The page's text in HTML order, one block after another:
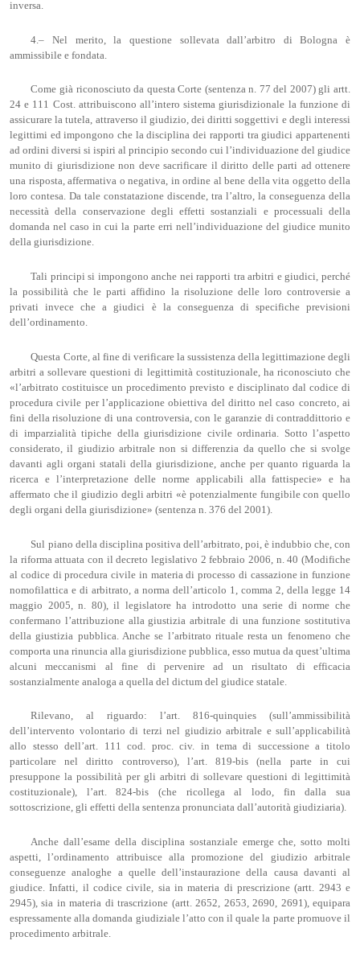
inversa.
4.– Nel merito, la questione sollevata dall’arbitro di Bologna è
ammissibile e fondata.
Come già riconosciuto da questa Corte (sentenza n. 77 del 2007) gli artt.
24 e 111 Cost. attribuiscono all’intero sistema giurisdizionale la funzione di
assicurare la tutela, attraverso il giudizio, dei diritti soggettivi e degli interessi
legittimi ed impongono che la disciplina dei rapporti tra giudici appartenenti
ad ordini diversi si ispiri al principio secondo cui l’individuazione del giudice
munito di giurisdizione non deve sacrificare il diritto delle parti ad ottenere
una risposta, affermativa o negativa, in ordine al bene della vita oggetto della
loro contesa. Da tale constatazione discende, tra l’altro, la conseguenza della
necessità della conservazione degli effetti sostanziali e processuali della
domanda nel caso in cui la parte erri nell’individuazione del giudice munito
della giurisdizione.
Tali principi si impongono anche nei rapporti tra arbitri e giudici, perché
la possibilità che le parti affidino la risoluzione delle loro controversie a
privati invece che a giudici è la conseguenza di specifiche previsioni
dell’ordinamento.
Questa Corte, al fine di verificare la sussistenza della legittimazione degli
arbitri a sollevare questioni di legittimità costituzionale, ha riconosciuto che
«l’arbitrato costituisce un procedimento previsto e disciplinato dal codice di
procedura civile per l’applicazione obiettiva del diritto nel caso concreto, ai
fini della risoluzione di una controversia, con le garanzie di contraddittorio e
di imparzialità tipiche della giurisdizione civile ordinaria. Sotto l’aspetto
considerato, il giudizio arbitrale non si differenzia da quello che si svolge
davanti agli organi statali della giurisdizione, anche per quanto riguarda la
ricerca e l’interpretazione delle norme applicabili alla fattispecie» e ha
affermato che il giudizio degli arbitri «è potenzialmente fungibile con quello
degli organi della giurisdizione» (sentenza n. 376 del 2001).
Sul piano della disciplina positiva dell’arbitrato, poi, è indubbio che, con
la riforma attuata con il decreto legislativo 2 febbraio 2006, n. 40 (Modifiche
al codice di procedura civile in materia di processo di cassazione in funzione
nomofilattica e di arbitrato, a norma dell’articolo 1, comma 2, della legge 14
maggio 2005, n. 80), il legislatore ha introdotto una serie di norme che
confermano l’attribuzione alla giustizia arbitrale di una funzione sostitutiva
della giustizia pubblica. Anche se l’arbitrato rituale resta un fenomeno che
comporta una rinuncia alla giurisdizione pubblica, esso mutua da quest’ultima
alcuni meccanismi al fine di pervenire ad un risultato di efficacia
sostanzialmente analoga a quella del dictum del giudice statale.
Rilevano, al riguardo: l’art. 816-quinquies (sull’ammissibilità
dell’intervento volontario di terzi nel giudizio arbitrale e sull’applicabilità
allo stesso dell’art. 111 cod. proc. civ. in tema di successione a titolo
particolare nel diritto controverso), l’art. 819-bis (nella parte in cui
presuppone la possibilità per gli arbitri di sollevare questioni di legittimità
costituzionale), l’art. 824-bis (che ricollega al lodo, fin dalla sua
sottoscrizione, gli effetti della sentenza pronunciata dall’autorità giudiziaria).
Anche dall’esame della disciplina sostanziale emerge che, sotto molti
aspetti, l’ordinamento attribuisce alla promozione del giudizio arbitrale
conseguenze analoghe a quelle dell’instaurazione della causa davanti al
giudice. Infatti, il codice civile, sia in materia di prescrizione (artt. 2943 e
2945), sia in materia di trascrizione (artt. 2652, 2653, 2690, 2691), equipara
espressamente alla domanda giudiziale l’atto con il quale la parte promuove il
procedimento arbitrale.